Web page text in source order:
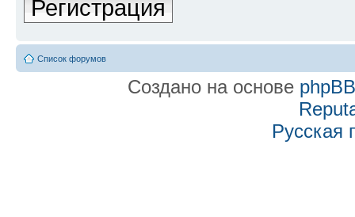
Регистрация
Список форумов
Создано на основе phpBB
Русская